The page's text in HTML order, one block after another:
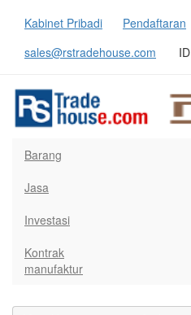
Kabinet Pribadi
Pendaftaran
sales@rstradehouse.com
ID
Barang
Jasa
Investasi
Kontrak
manufaktur